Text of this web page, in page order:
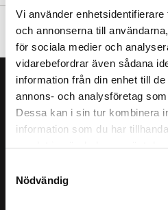
Vi använder
och annonserna till
för sociala medier och
vidarebefordrar även sådana
information från din enhet till
annons- och analysföretag
Dessa kan i sin tur kombinera
information som du har
samlat in när du har använt
Nödvändig
FÖLJ OSS
GENVÄGAR
Mitt konto
Tuppstaken